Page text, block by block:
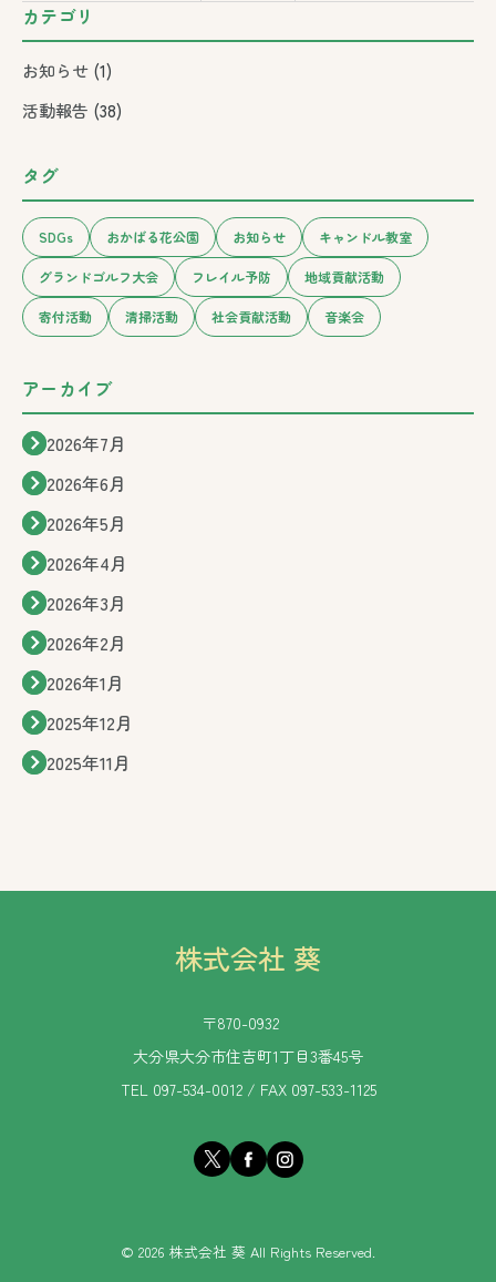
カテゴリ
お知らせ (1)
活動報告 (38)
タグ
SDGs おかばる花公園 お知らせ キャンドル教室
グランドゴルフ大会 フレイル予防 地域貢献活動
寄付活動 清掃活動 社会貢献活動 音楽会
アーカイブ
2026年7月
2026年6月
2026年5月
2026年4月
2026年3月
2026年2月
2026年1月
2025年12月
2025年11月
株式会社 葵
〒870-0932
大分県大分市住吉町1丁目3番45号
TEL 097-534-0012 / FAX 097-533-1125
© 2026 株式会社 葵 All Rights Reserved.